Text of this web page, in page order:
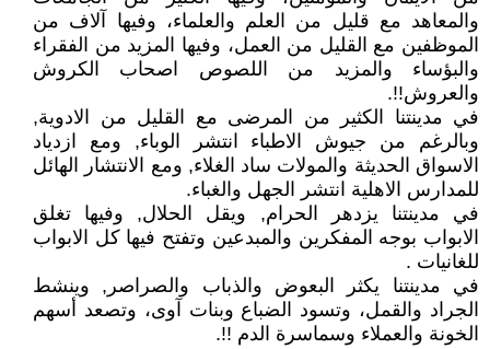
والمعاهد مع قليل من العلم والعلماء، وفيها آلاف من
الموظفين مع القليل من العمل، وفيها المزيد من الفقراء
والبؤساء والمزيد من اللصوص اصحاب الكروش
والعروش!!.
في مدينتنا الكثير من المرضى مع القليل من الادوية,
وبالرغم من جيوش الاطباء انتشر الوباء, ومع ازدياد
الاسواق الحديثة والمولات ساد الغلاء, ومع الانتشار الهائل
للمدارس الاهلية انتشر الجهل والغباء.
في مدينتنا يزدهر الحرام, ويقل الحلال, وفيها تغلق
الابواب بوجه المفكرين والمبدعين وتفتح فيها كل الابواب
للغانيات .
في مدينتنا يكثر البعوض والذباب والصراصر, وينشط
الجراد والقمل، وتسود الضباع وبنات آوى، وتصعد أسهم
الخونة والعملاء وسماسرة الدم !!.